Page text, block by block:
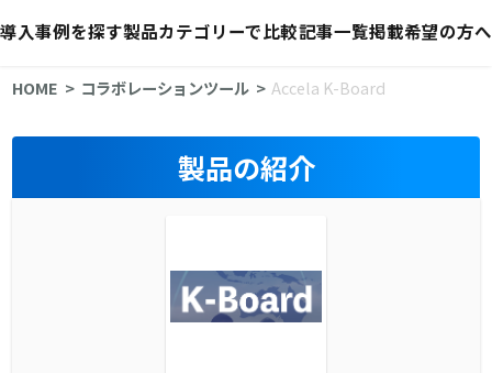
導入事例を探す製品カテゴリーで比較記事一覧掲載希望の方へ
HOME コラボレーションツール Accela K-Board
製品の紹介